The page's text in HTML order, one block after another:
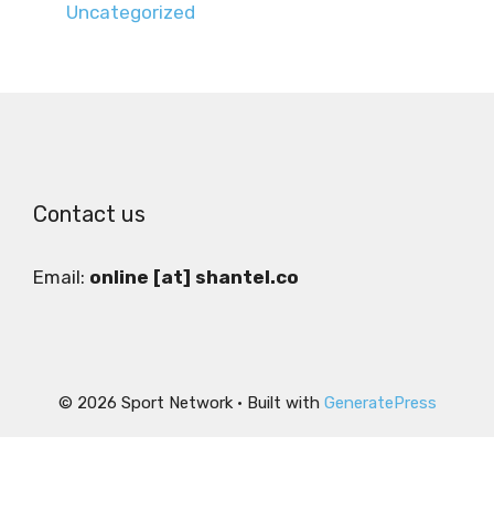
Uncategorized
Contact us
Email: online [at] shantel.co
© 2026 Sport Network• Built with GeneratePress